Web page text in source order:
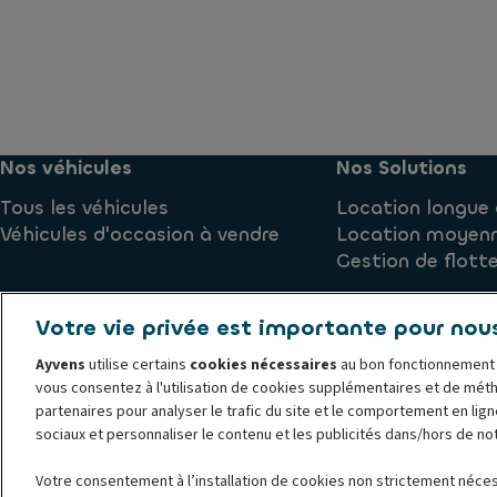
Nos véhicules
Tous les véhicules
Véhicules d'occasion à vendre
Nos Solutions
Location longue
Location
Gestion de flotte
Politique de cookies Conditions générales d'utilisation
Ayvens global privacy statement
Lancer une alerte
© 2024 ALD Automotive I LeasePlan dévoile Ayvens Group, sa nouvelle
acteur mondial majeur de la mobilité durable proposant la location de
mobilité multimodales à une clientèle composée de grandes
directe, ALD Automotive | LeasePlan exploite sa position unique pour
Votre vie privée est importante pour
Ayvens utilise certains cookies nécessaires au bon
vous consentez à l'utilisation de cookies supplémentaires et de
partenaires pour analyser le trafic du site et le comportement en
sociaux et personnaliser le contenu et les publicités dans/hors de
Votre consentement à l’installation de cookies non strictement